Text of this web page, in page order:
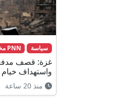
سياسة PNN مختارات
غزة: قصف
واستهداف خيام
منذ 20 ساعة